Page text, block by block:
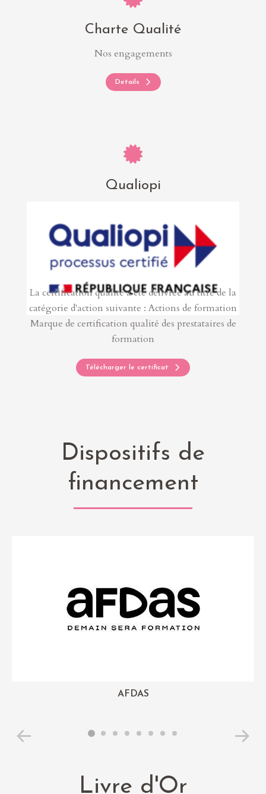
Charte Qualité
Nos engagements
Details
Qualiopi
La certification qualité a été délivrée au titre de la
catégorie d'action suivante : Actions de formation
Marque de certification qualité des prestataires de
formation
Télécharger le certificat
Dispositifs de
financement
AFDAS
Livre d'Or